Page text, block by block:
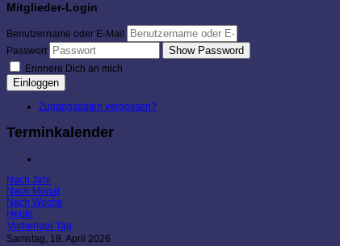
Mitglieder-Login
Benutzername oder E-Mail
Passwort
Show Password
Erinnere Dich an mich
Einloggen
Zugangsdaten vergessen?
Terminkalender
Nach Jahr
Nach Monat
Nach Woche
Heute
Vorheriger Tag
Samstag, 18. April 2026